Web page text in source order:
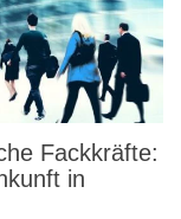
Fackkräfte:
in